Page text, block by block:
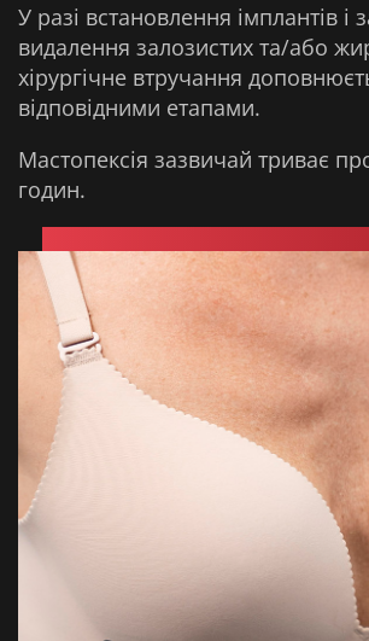
У разі встановлення імплантів і
видалення залозистих та/або
хірургічне втручання
відповідними етапами.
Мастопексія зазвичай триває
годин.